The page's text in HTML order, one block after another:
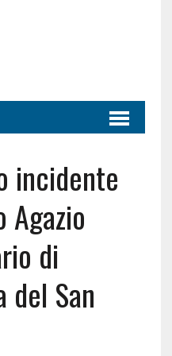
incidente
Agazio
di
del San